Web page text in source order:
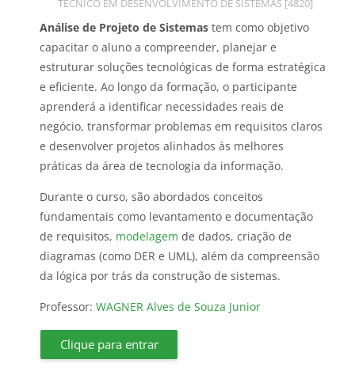
TÉCNICO EM DESENVOLVIMENTO DE SISTEMAS [4820]
Análise de Projeto de Sistemas tem como objetivo
capacitar o aluno a compreender, planejar e
estruturar soluções tecnológicas de forma estratégica
e eficiente. Ao longo da formação, o participante
aprenderá a identificar necessidades reais de
negócio, transformar problemas em requisitos claros
e desenvolver projetos alinhados às melhores
práticas da área de tecnologia da informação.
Durante o curso, são abordados conceitos
fundamentais como levantamento e documentação
de requisitos, modelagem de dados, criação de
diagramas (como DER e UML), além da compreensão
da lógica por trás da construção de sistemas.
Professor: WAGNER Alves de Souza Junior
Clique para entrar